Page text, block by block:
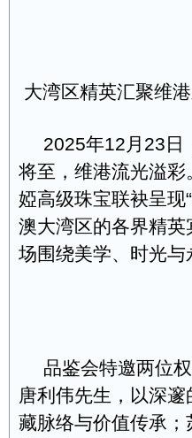
大湾区精英汇聚维
2025年12月23
将至，维港流光溢
婭高级珠宝联袂呈现
澳大湾区的各界精
场围绕美学、时光与
品鉴会特邀两位
唐利伟先生，以深
藏脉络与价值传承